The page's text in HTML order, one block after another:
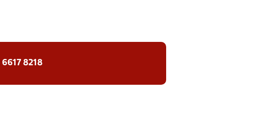
6617 8218